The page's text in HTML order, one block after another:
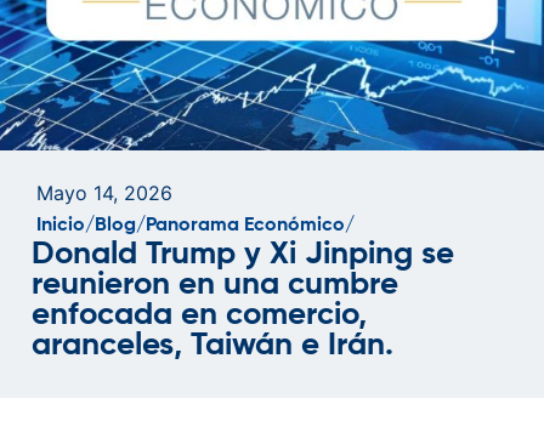
Mayo 14, 2026
Inicio/ Blog/ Panorama Económico/
Donald Trump y Xi Jinping se
reunieron en una cumbre
enfocada en comercio,
aranceles, Taiwán e Irán.